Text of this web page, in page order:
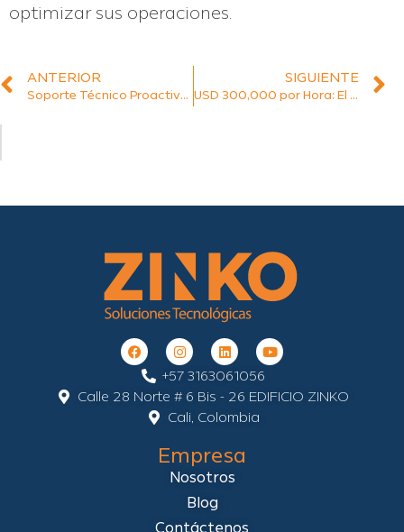
optimizar sus operaciones.
ANTERIOR
Soporte Técnico Proactivo: Cómo Reducir los Costos de Interrupciones Tecnológicas y Transformar la Gestión TI Empresarial
SIGUIENTE
USD 300,000 por Hora: El Costo Real de Posponer la Renovación Tecnológica
+57 3163061056
Calle 28 Norte # 6 Bis - 26 EDIFICIO ZINKO
Cali, Colombia
Empresa
Nosotros
Blog
Contáctenos